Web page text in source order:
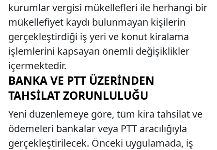
kurumlar vergisi mükellefleri ile herhangi bir
mükellefiyet kaydı bulunmayan kişilerin
gerçekleştirdiği iş yeri ve konut kiralama
işlemlerini kapsayan önemli değişiklikler
içermektedir.
BANKA VE PTT ÜZERINDEN
TAHSILAT ZORUNLULUĞU
Yeni düzenlemeye göre, tüm kira tahsilat ve
ödemeleri bankalar veya PTT aracılığıyla
gerçekleştirilecek. Önceki uygulamada, iş